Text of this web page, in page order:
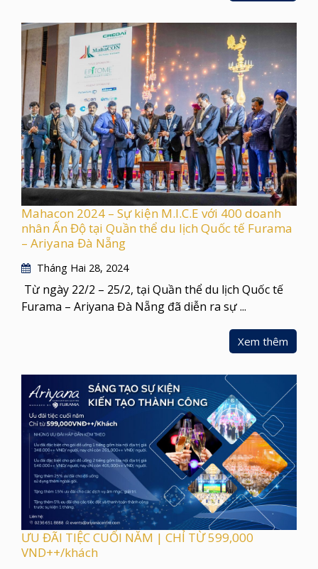
Mahacon 2024 – Sự kiện M.I.C.E với 400 doanh
nhân Ấn Độ tại Quần thể du lịch Quốc tế Furama
– Ariyana Đà Nẵng
Tháng Hai 28, 2024
Từ ngày 22/2 – 25/2, tại Quần thể du lịch Quốc tế
Furama – Ariyana Đà Nẵng đã diễn ra sự ...
Xem thêm
ƯU ĐÃI TIỆC CUỐI NĂM | CHỈ TỪ 599,000
VND++/khách